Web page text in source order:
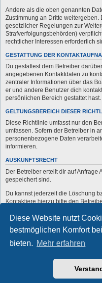
Diese Website nutzt
bestmöglichen Komfort
bieten. Mehr erfahren
Andere als die oben genannten
Zustimmung an Dritte weitergeben.
gesetzlicher Regelungen zur
Strafverfolgungsbehörden)
rechtlicher Interessen erforderlich
GESTATTUNG DER
Du gestattest dem Betreiber
angegebenen Kontaktdaten zu
zentraler Informationen über das
er und andere Benutzer dich
persönlichen Bereich gestattet hast.
GELTUNGSBEREICH DIESER
Diese Richtlinie umfasst nur den
umfassen. Sofern der Betreiber in
personenbezogene Daten
informieren.
AUSKUNFTSRECHT
Der Betreiber erteilt dir auf Anfrage
gespeichert sind.
Du kannst jederzeit die Löschung
Kontaktiere hierzu bitte den
Zurück zur vorherigen Seite
Startseite Foren-Übersicht
Powered byphpBB®